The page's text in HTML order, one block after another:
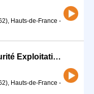
Hauts-de-France -
Assistant.e Responsable Sécurité Exploitation HSE H/F
Hauts-de-France -